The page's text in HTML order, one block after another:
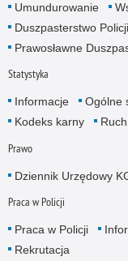
Umundurowanie
Duszpasterstwo
Prawosławne
Statystyka
Informacje Ogólne
Kodeks karny
Prawo
Dziennik Urzędowy
Praca w Policji
Praca w Policji
Rekrutacja